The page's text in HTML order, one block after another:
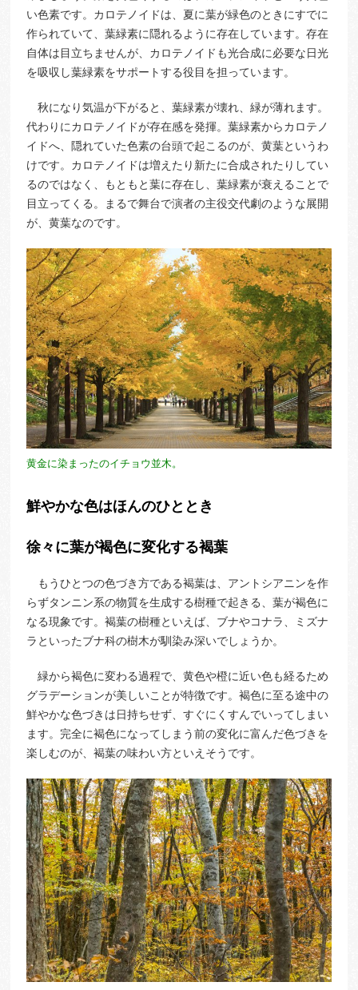
い色素です。カロテノイドは、夏に葉が緑色のときにすでに
作られていて、葉緑素に隠れるように存在しています。存在
自体は目立ちませんが、カロテノイドも光合成に必要な日光
を吸収し葉緑素をサポートする役目を担っています。
秋になり気温が下がると、葉緑素が壊れ、緑が薄れます。
代わりにカロテノイドが存在感を発揮。葉緑素からカロテノ
イドへ、隠れていた色素の台頭で起こるのが、黄葉というわ
けです。カロテノイドは増えたり新たに合成されたりしてい
るのではなく、もともと葉に存在し、葉緑素が衰えることで
目立ってくる。まるで舞台で演者の主役交代劇のような展開
が、黄葉なのです。
黄金に染まったのイチョウ並木。
鮮やかな色はほんのひととき
徐々に葉が褐色に変化する褐葉
もうひとつの色づき方である褐葉は、アントシアニンを作
らずタンニン系の物質を生成する樹種で起きる、葉が褐色に
なる現象です。褐葉の樹種といえば、ブナやコナラ、ミズナ
ラといったブナ科の樹木が馴染み深いでしょうか。
緑から褐色に変わる過程で、黄色や橙に近い色も経るため
グラデーションが美しいことが特徴です。褐色に至る途中の
鮮やかな色づきは日持ちせず、すぐにくすんでいってしまい
ます。完全に褐色になってしまう前の変化に富んだ色づきを
楽しむのが、褐葉の味わい方といえそうです。